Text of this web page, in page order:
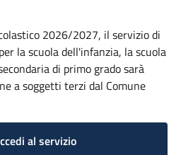
2026/2027, il servizio di
la scuola dell'infanzia, la scuola
di primo grado sarà
a soggetti terzi dal Comune
al servizio